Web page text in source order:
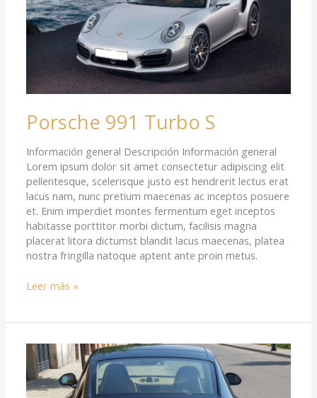
Porsche 991 Turbo S
Información general Descripción Información general
Lorem ipsum dolor sit amet consectetur adipiscing elit
pellentesque, scelerisque justo est hendrerit lectus erat
lacus nam, nunc pretium maecenas ac inceptos posuere
et. Enim imperdiet montes fermentum eget inceptos
habitasse porttitor morbi dictum, facilisis magna
placerat litora dictumst blandit lacus maecenas, platea
nostra fringilla natoque aptent ante proin metus.
Leer más »
Porsche
991
C4
GTS